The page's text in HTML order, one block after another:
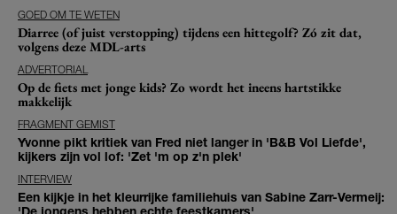
GOED OM TE WETEN
Diarree (of juist verstopping) tijdens een hittegolf? Zó zit dat,
volgens deze MDL-arts
ADVERTORIAL
Op de fiets met jonge kids? Zo wordt het ineens hartstikke
makkelijk
FRAGMENT GEMIST
Yvonne pikt kritiek van Fred niet langer in 'B&B Vol Liefde',
kijkers zijn vol lof: 'Zet 'm op z'n plek'
INTERVIEW
Een kijkje in het kleurrijke familiehuis van Sabine Zarr-Vermeij:
'De jongens hebben echte feestkamers'